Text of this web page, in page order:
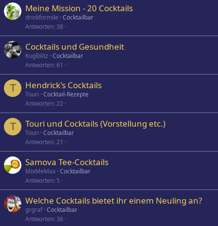
Meine Mission - 20 Cocktails
drinkformile Cocktailbar
Antworten 38
Cocktails und Gesundheit
Kuglblitz Cocktailbar
Antworten 61
T Hendrick's Cocktails
Touri Cocktail-Rezepte
Antworten 22
T Touri und Cocktails (Vorstellung etc.)
Touri Cocktailbar
Antworten 21
Samova Tee-Cocktails
MixMeMax Cocktailbar
Antworten 5
Welche Cocktails bietet ihr einem Neuling an?
grgraf Cocktailbar
Antworten 36